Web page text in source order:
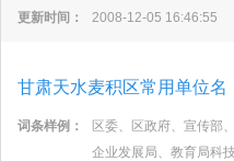
更新时间：
2008-12-05 16:46:55
甘肃天水麦积区常用单位名
词条样例：
区委、区政府、宣传部
企业发展局、教育局科